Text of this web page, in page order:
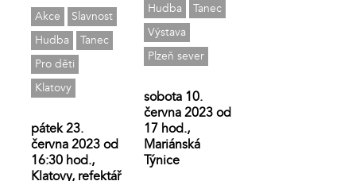
Akce
Slavnost
Hudba
Tanec
Pro děti
Klatovy
pátek 23.
června 2023 od
16:30 hod.,
Klatovy, refektář
Hudba
Tanec
Výstava
Plzeň sever
sobota 10.
června 2023 od
17 hod.,
Mariánská
Týnice